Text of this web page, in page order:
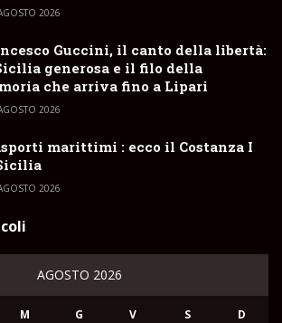
2026
Guccini, il canto della libertà:
generosa e il filo della
che arriva fino a Lipari
2026
marittimi : ecco il Costanza I
2026
AGOSTO 2026
M G V S D